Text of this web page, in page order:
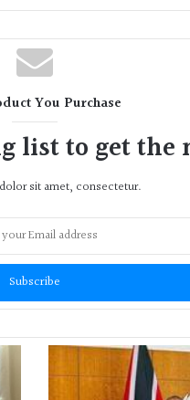
You Purchase
list to get the
sit amet, consectetur.